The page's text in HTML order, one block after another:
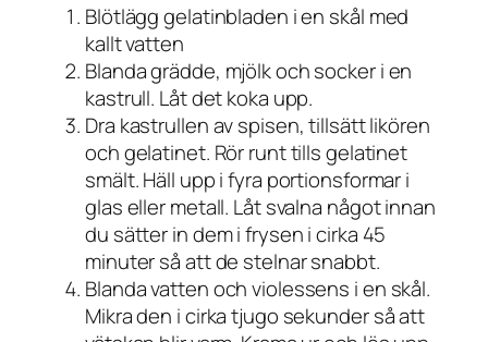
Blötlägg gelatinbladen i en skål med
kallt vatten
Blanda grädde, mjölk och socker i en
kastrull. Låt det koka upp.
Dra kastrullen av spisen, tillsätt likören
och gelatinet. Rör runt tills gelatinet
smält. Häll upp i fyra portionsformar i
glas eller metall. Låt svalna något innan
du sätter in dem i frysen i cirka 45
minuter så att de stelnar snabbt.
Blanda vatten och violessens i en skål.
Mikra den i cirka tjugo sekunder så att